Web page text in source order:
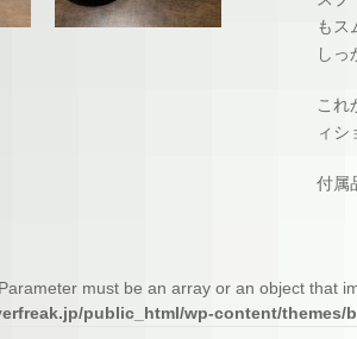
もス
しっ
これ
ィシ
付属
must be an array or an object that
public_html/wp-content/themes/